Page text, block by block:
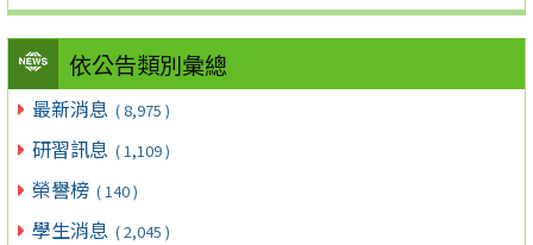
依公告類別彙總
最新消息 ( 8,975 )
研習訊息 ( 1,109 )
榮譽榜 ( 140 )
學生消息 ( 2,045 )